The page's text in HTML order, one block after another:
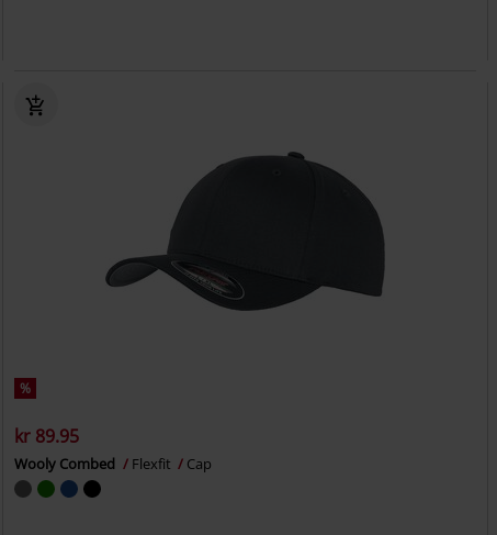
%
kr 89.95
Wooly Combed Flexfit Cap